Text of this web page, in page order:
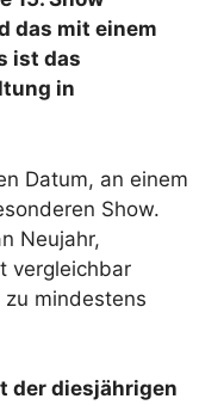
das mit einem
ist das
in
Datum, an einem
Show.
Neujahr,
vergleichbar
mindestens
der diesjährigen